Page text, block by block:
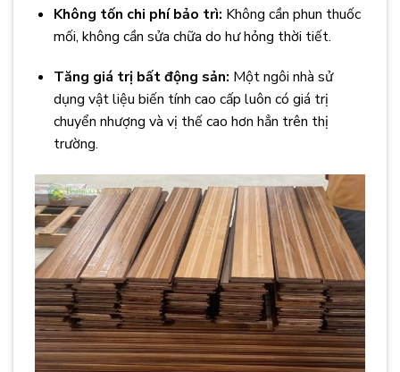
Không tốn chi phí bảo trì: Không cần phun thuốc
mối, không cần sửa chữa do hư hỏng thời tiết.
Tăng giá trị bất động sản: Một ngôi nhà sử
dụng vật liệu biến tính cao cấp luôn có giá trị
chuyển nhượng và vị thế cao hơn hẳn trên thị
trường.